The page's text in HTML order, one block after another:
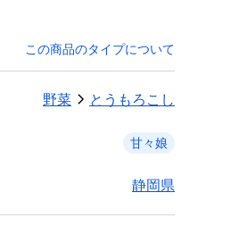
この商品のタイプについて
野菜 とうもろこし
甘々娘
静岡県